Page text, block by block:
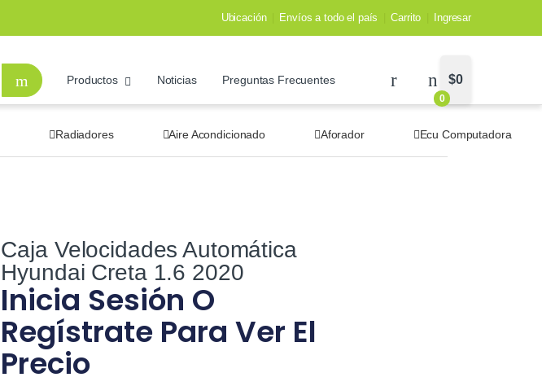
Ubicación Envíos a todo el país Carrito Ingresar
Productos Noticias Preguntas Frecuentes
0
$0
Radiadores Aire Acondicionado Aforador Ecu Computadora
Caja Velocidades Automática
Hyundai Creta 1.6 2020
Inicia Sesión O
Regístrate Para Ver El
Precio